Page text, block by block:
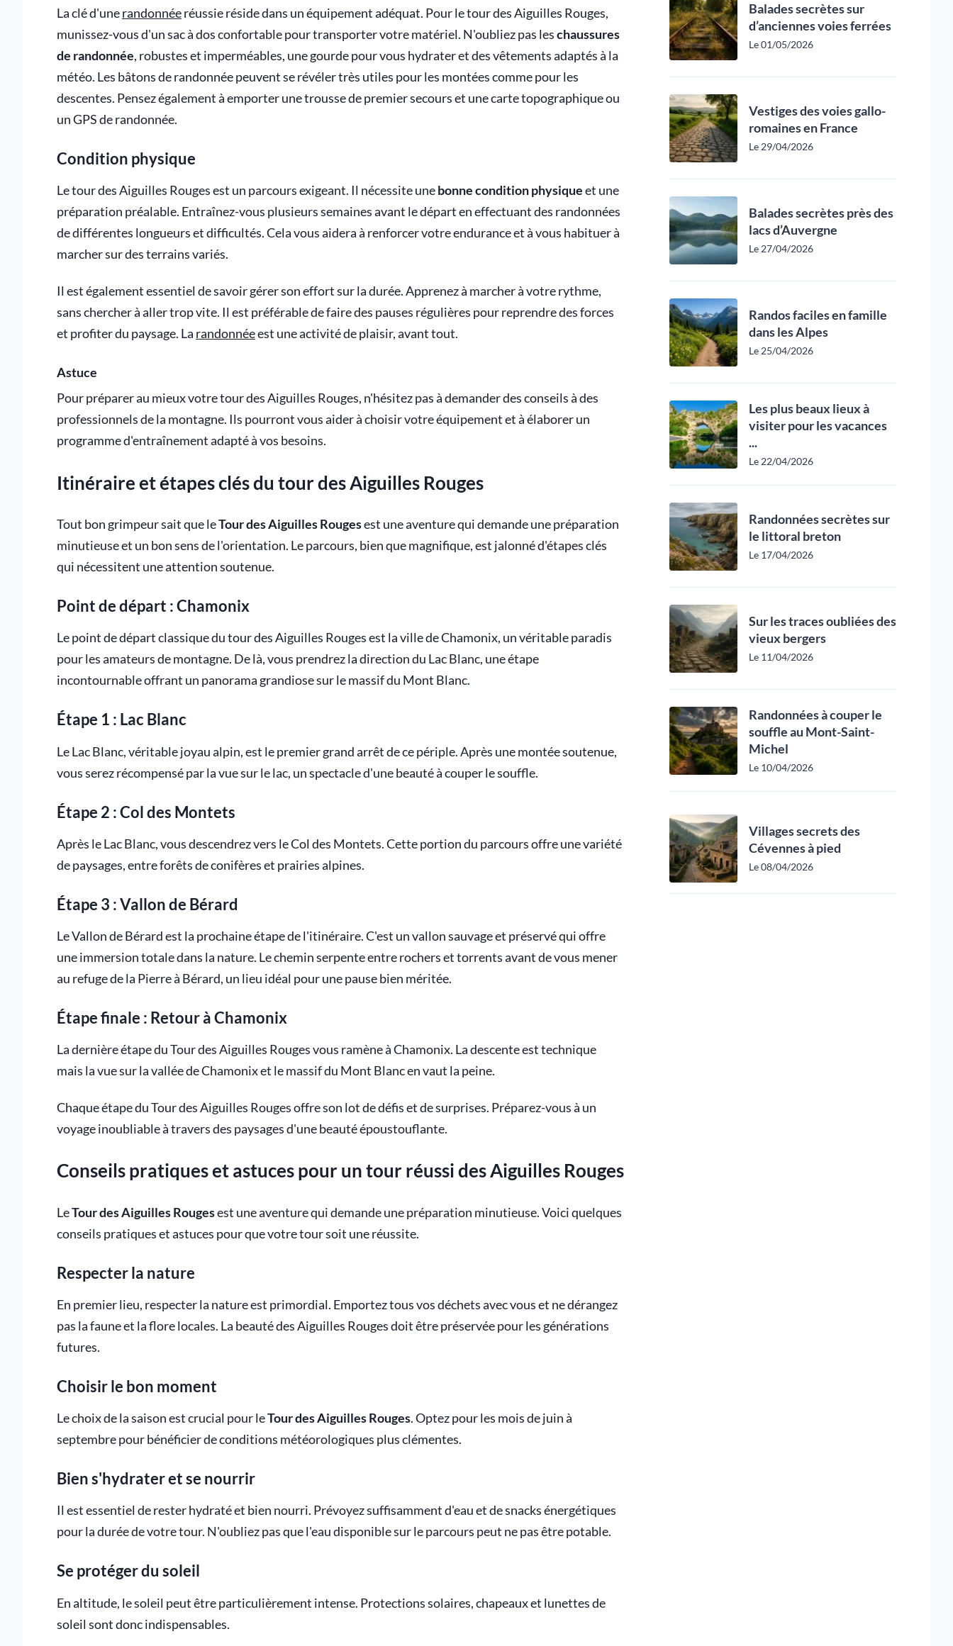
La clé d'unerandonnéeréussie réside dans un équipement adéquat. Pour le tour des Aiguilles Rouges,
munissez-vous d'un sac à dos confortable pour transporter votre matériel. N'oubliez pas leschaussures
de randonnée, robustes et imperméables, une gourde pour vous hydrater et des vêtements adaptés à la
météo. Les bâtons de randonnée peuvent se révéler très utiles pour les montées comme pour les
descentes. Pensez également à emporter une trousse de premier secours et une carte topographique ou
un GPS de randonnée.
Condition physique
Le tour des Aiguilles Rouges est un parcours exigeant. Il nécessite unebonne condition physiqueet une
préparation préalable. Entraînez-vous plusieurs semaines avant le départ en effectuant des randonnées
de différentes longueurs et difficultés. Cela vous aidera à renforcer votre endurance et à vous habituer à
marcher sur des terrains variés.
Il est également essentiel de savoir gérer son effort sur la durée. Apprenez à marcher à votre rythme,
sans chercher à aller trop vite. Il est préférable de faire des pauses régulières pour reprendre des forces
et profiter du paysage. La randonnéeest une activité de plaisir, avant tout.
Astuce
Pour préparer au mieux votre tour des Aiguilles Rouges, n'hésitez pas à demander des conseils à des
professionnels de la montagne. Ils pourront vous aider à choisir votre équipement et à élaborer un
programme d'entraînement adapté à vos besoins.
Itinéraire et étapes clés du tour des Aiguilles Rouges
Tout bon grimpeur sait que leTour des Aiguilles Rougesest une aventure qui demande une préparation
minutieuse et un bon sens de l'orientation. Le parcours, bien que magnifique, est jalonné d'étapes clés
qui nécessitent une attention soutenue.
Point de départ : Chamonix
Le point de départ classique du tour des Aiguilles Rouges est la ville de Chamonix, un véritable paradis
pour les amateurs de montagne. De là, vous prendrez la direction du Lac Blanc, une étape
incontournable offrant un panorama grandiose sur le massif du Mont Blanc.
Étape 1 : Lac Blanc
Le Lac Blanc, véritable joyau alpin, est le premier grand arrêt de ce périple. Après une montée soutenue,
vous serez récompensé par la vue sur le lac, un spectacle d'une beauté à couper le souffle.
Étape 2 : Col des Montets
Après le Lac Blanc, vous descendrez vers le Col des Montets. Cette portion du parcours offre une variété
de paysages, entre forêts de conifères et prairies alpines.
Étape 3 : Vallon de Bérard
Le Vallon de Bérard est la prochaine étape de l'itinéraire. C'est un vallon sauvage et préservé qui offre
une immersion totale dans la nature. Le chemin serpente entre rochers et torrents avant de vous mener
au refuge de la Pierre à Bérard, un lieu idéal pour une pause bien méritée.
Étape finale : Retour à Chamonix
La dernière étape du Tour des Aiguilles Rouges vous ramène à Chamonix. La descente est technique
mais la vue sur la vallée de Chamonix et le massif du Mont Blanc en vaut la peine.
Chaque étape du Tour des Aiguilles Rouges offre son lot de défis et de surprises. Préparez-vous à un
voyage inoubliable à travers des paysages d'une beauté époustouflante.
Conseils pratiques et astuces pour un tour réussi des Aiguilles Rouges
LeTour des Aiguilles Rougesest une aventure qui demande une préparation minutieuse. Voici quelques
conseils pratiques et astuces pour que votre tour soit une réussite.
Respecter la nature
En premier lieu, respecter la nature est primordial. Emportez tous vos déchets avec vous et ne dérangez
pas la faune et la flore locales. La beauté des Aiguilles Rouges doit être préservée pour les générations
futures.
Choisir le bon moment
Le choix de la saison est crucial pour leTour des Aiguilles Rouges. Optez pour les mois de juin à
septembre pour bénéficier de conditions météorologiques plus clémentes.
Bien s'hydrater et se nourrir
Il est essentiel de rester hydraté et bien nourri. Prévoyez suffisamment d'eau et de snacks énergétiques
pour la durée de votre tour. N'oubliez pas que l'eau disponible sur le parcours peut ne pas être potable.
Se protéger du soleil
En altitude, le soleil peut être particulièrement intense. Protections solaires, chapeaux et lunettes de
soleil sont donc indispensables.
Balades secrètes sur
d’anciennes voies ferrées
Le 01/05/2026
Vestiges des voies gallo-
romaines en France
Le 29/04/2026
Balades secrètes près des
lacs d’Auvergne
Le 27/04/2026
Randos faciles en famille
dans les Alpes
Le 25/04/2026
Les plus beaux lieux à
visiter pour les vacances
...
Le 22/04/2026
Randonnées secrètes sur
le littoral breton
Le 17/04/2026
Sur les traces oubliées des
vieux bergers
Le 11/04/2026
Randonnées à couper le
souffle au Mont-Saint-
Michel
Le 10/04/2026
Villages secrets des
Cévennes à pied
Le 08/04/2026